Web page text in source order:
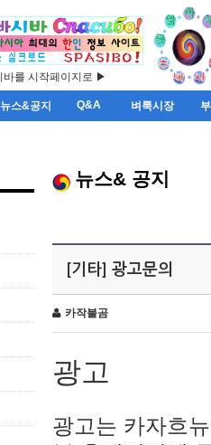
바를 시작페이지로 ▶
뉴스&공지 Q&A 벼룩시장
뉴스& 공지
[기타] 광고문의
카작불곰
광고
광고는 카자흐